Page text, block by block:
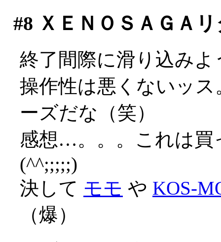
#8 ＸＥＮＯＳＡＧＡ
終了間際に滑り込み
操作性は悪くないッ
ーズだな（笑）
感想…。。。これは
(^^;;;;;)
決して モモ や KOS-
（爆）